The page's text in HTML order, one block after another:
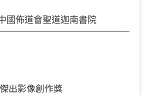
國佈道會聖道迦南書院
出影像創作獎